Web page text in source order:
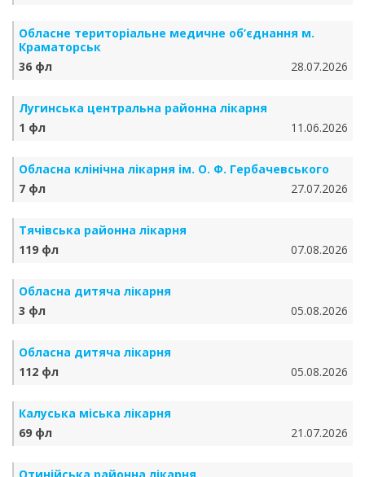
Обласне територіальне медичне об’єднання м.
Краматорськ
36 фл
28.07.2026
Лугинська центральна районна лікарня
1 фл
11.06.2026
Обласна клінічна лікарня ім. О. Ф. Гербачевського
7 фл
27.07.2026
Тячівська районна лікарня
119 фл
07.08.2026
Обласна дитяча лікарня
3 фл
05.08.2026
Обласна дитяча лікарня
112 фл
05.08.2026
Калуська міська лікарня
69 фл
21.07.2026